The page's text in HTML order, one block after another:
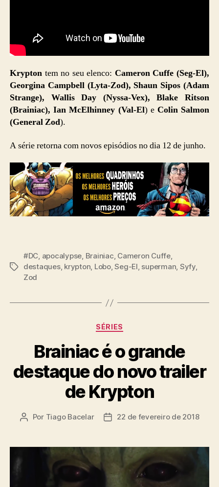
Krypton tem no seu elenco: Cameron Cuffe (Seg-El),
Georgina Campbell (Lyta-Zod), Shaun Sipos (Adam
Strange), Wallis Day (Nyssa-Vex), Blake Ritson
(Brainiac), Ian McElhinney (Val-El) e Colin Salmon
(General Zod).
A série retorna com novos episódios no dia 12 de junho.
Tags
#DC, apocalypse, Brainiac, Cameron Cuffe,
destaques, krypton, Lobo,Seg-El, superman, Syfy,
Zod
Categorias
SÉRIES
Brainiac é o grande
destaque do novo trailer
de Krypton
Autor
Por Tiago Bacelar
Data22 de fevereiro de 2018